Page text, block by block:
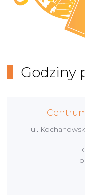
Godziny
ul.